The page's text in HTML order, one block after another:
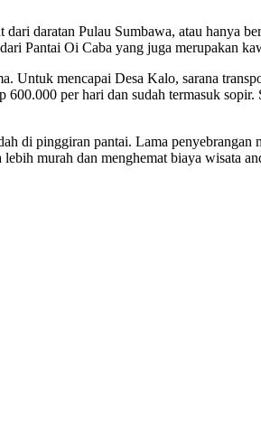
daratan Pulau Sumbawa, atau hanya
Pantai Oi Caba yang juga merupakan
Untuk mencapai Desa Kalo, sarana
per hari dan sudah termasuk sopir.
di pinggiran pantai. Lama penyebrangan
murah dan menghemat biaya wisata